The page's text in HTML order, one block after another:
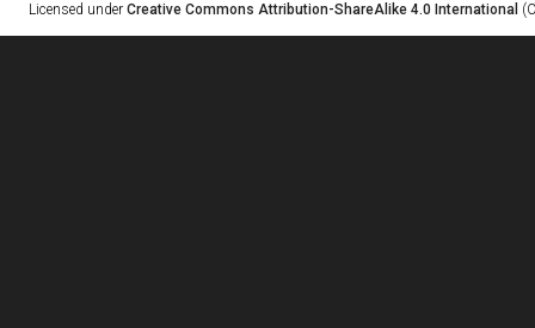
Licensed under Creative Commons Attribution-ShareAlike 4.0 International